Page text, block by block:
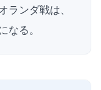
ランダ戦は、
なる。